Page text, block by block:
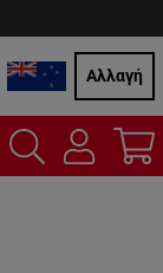
Αλλαγή